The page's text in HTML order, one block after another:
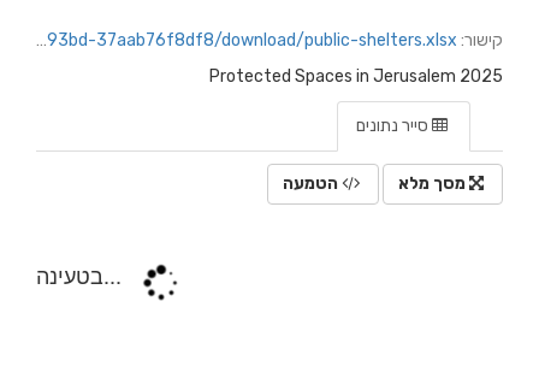
קישור: https://jerusalem.datacity.org.il/dataset/3e97d0fc-4268-4aea-844d-12588f55d809/resource/f487babc-5bec-45da-93bd-37aab76f8df8/download/public-shelters.xlsx
Protected Spaces in Jerusalem 2025
סייר נתונים
מסך מלא הטמעה